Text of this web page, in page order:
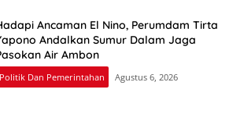
Ancaman El Nino, Perumdam Tirta
Andalkan Sumur Dalam Jaga
Air Ambon
Politik Dan Pemerintahan Agustus 6, 2026